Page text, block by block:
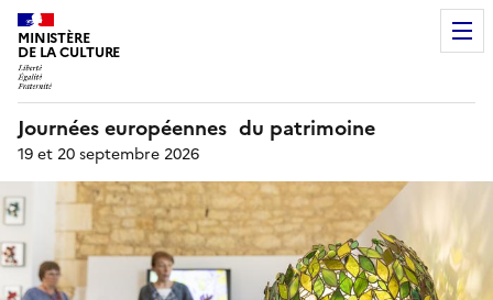
MINISTÈRE
DE LA CULTURE
Journées européennes du patrimoine
19 et 20 septembre 2026